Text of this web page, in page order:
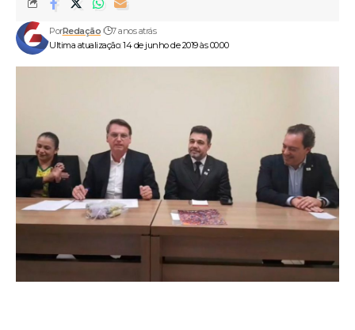
Ultima atualização: 14 de junho de 2019 às 00:00
PorRedação 7 anos atrás